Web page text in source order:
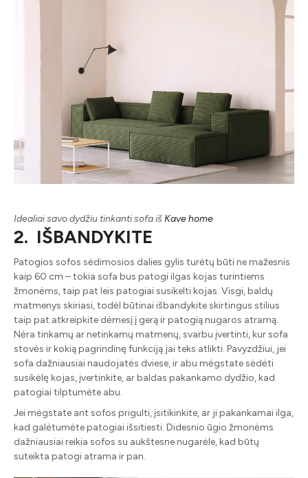
Idealiai savo dydžiu tinkanti sofa išKave home
2. IŠBANDYKITE
Patogios sofos sėdimosios dalies gylis turėtų būti ne mažesnis
kaip 60 cm – tokia sofa bus patogi ilgas kojas turintiems
žmonėms, taip pat leis patogiai susikelti kojas. Visgi, baldų
matmenys skiriasi, todėl būtinai išbandykite skirtingus stilius
taip pat atkreipkite dėmesį į gerą ir patogią nugaros atramą.
Nėra tinkamų ar netinkamų matmenų, svarbu įvertinti, kur sofa
stovės ir kokią pagrindinę funkciją jai teks atlikti. Pavyzdžiui, jei
sofa dažniausiai naudojatės dviese, ir abu mėgstate sėdėti
susikėlę kojas, įvertinkite, ar baldas pakankamo dydžio, kad
patogiai tilptumėte abu.
Jei mėgstate ant sofos prigulti, įsitikinkite, ar ji pakankamai ilga,
kad galėtumėte patogiai išsitiesti. Didesnio ūgio žmonėms
dažniausiai reikia sofos su aukštesne nugarėle, kad būtų
suteikta patogi atrama ir pan.